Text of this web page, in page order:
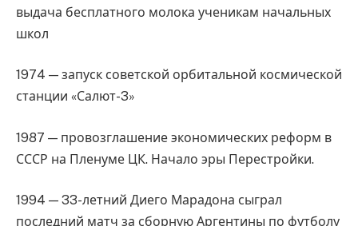
выдача бесплатного молока ученикам начальных
школ
1974 — запуск советской орбитальной космической
станции «Салют-3»
1987 — провозглашение экономических реформ в
СССР на Пленуме ЦК. Начало эры Перестройки.
1994 — 33-летний Диего Марадона сыграл
последний матч за сборную Аргентины по футболу